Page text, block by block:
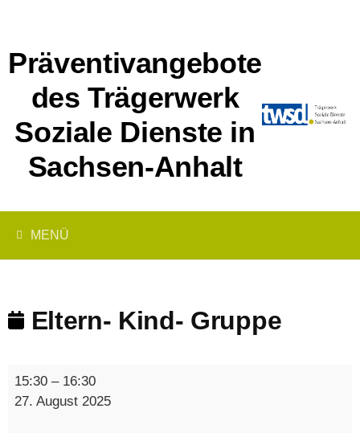
Inhalt
Präventivangebote
des Trägerwerk
Soziale Dienste in
Sachsen-Anhalt
MENÜ
Eltern- Kind- Gruppe
Eltern-
Kind-
15:30 – 16:30
27. August 2025